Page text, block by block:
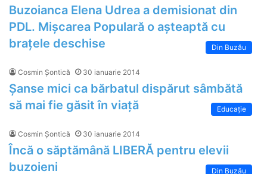
Buzoianca Elena Udrea a demisionat din
PDL. Mișcarea Populară o așteaptă cu
brațele deschise
Din Buzău
Cosmin Șontică 30 ianuarie 2014
Șanse mici ca bărbatul dispărut sâmbătă
să mai fie găsit în viață
Educaţie
Cosmin Șontică 30 ianuarie 2014
Încă o săptămână LIBERĂ pentru elevii
buzoieni
Din Buzău